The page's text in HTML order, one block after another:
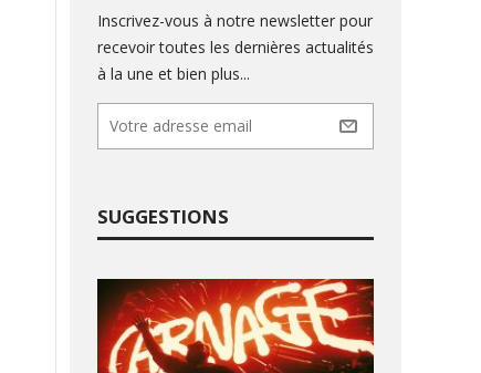
Inscrivez-vous à notre newsletter pour
recevoir toutes les dernières actualités
à la une et bien plus...
SUGGESTIONS